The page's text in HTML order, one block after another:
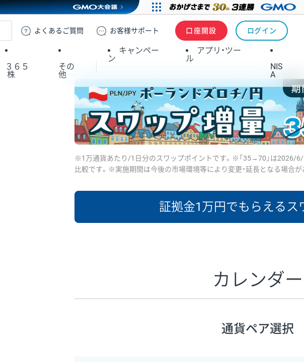
GMOクリック証券
よくある ご質問 お客様サポート 口座開設 ログイン
３６５
株
その
他
キャンペー
ン
アプリ・ツー
ル
NIS
A
※1万通貨あたり/1日分のスワップポイントです。※「35→70」は2026/6/
比較です。※実施期間は今後の市場環境等により変更・延長となる場合が
証拠金1万円でもらえるス
あたりの
ポイント
カレンダー
通貨ペア選択